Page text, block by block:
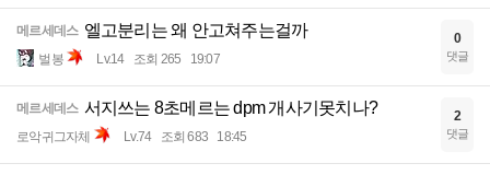
메르세데스 엘고분리는 왜 안고쳐주는걸까
벌봉 Lv.14 조회 265 19:07
0
댓글
메르세데스 서지쓰는 8초메르는 dpm 개사기못치나?
로악귀그자체 Lv.74 조회 683 18:45
2
댓글